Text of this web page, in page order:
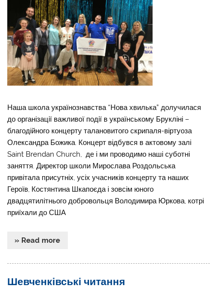
Наша школа українознавства “Нова хвилька” долучилася
до організації важливої події в українському Брукліні –
благодійного концерту талановитого скрипаля-віртуоза
Олександра Божика. Концерт відбувся в актовому залі
Saint Brendan Church, де і ми проводимо наші суботні
заняття. Директор школи Мирослава Роздольська
привітала присутніх, усіх учасників концерту та наших
Героїв, Костянтина Шкапоєда і зовсім юного
двадцятилітнього добровольця Володимира Юркова, котрі
приїхали до США
» Read more
Шевченківські читання